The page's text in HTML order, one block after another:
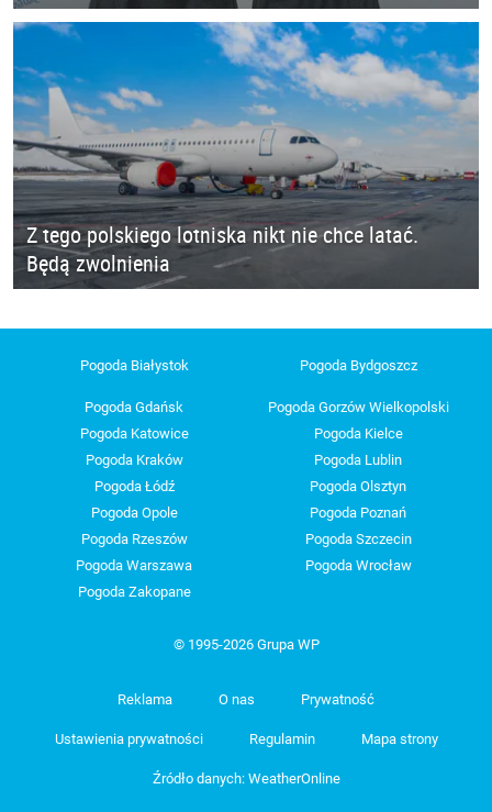
Z tego polskiego lotniska nikt nie chce latać.
Będą zwolnienia
Pogoda Białystok Pogoda Bydgoszcz
Pogoda Gdańsk
Pogoda Gorzów Wielkopolski
Pogoda Katowice
Pogoda Kielce
Pogoda Kraków
Pogoda Lublin
Pogoda Łódź
Pogoda Olsztyn
Pogoda Opole
Pogoda Poznań
Pogoda Rzeszów
Pogoda Szczecin
Pogoda Warszawa
Pogoda Wrocław
Pogoda Zakopane
© 1995-2026 Grupa WP
Reklama O nas Prywatność
Ustawienia prywatności Regulamin Mapa strony
Źródło danych: WeatherOnline